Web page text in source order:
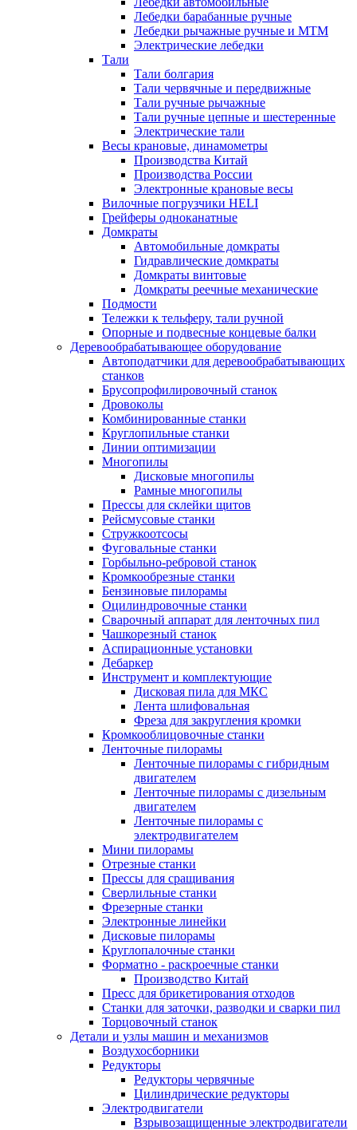
Лебедки барабанные ручные
Лебедки рычажные ручные и МТМ
Электрические лебедки
Тали
Тали болгария
Тали червячные и передвижные
Тали ручные рычажные
Тали ручные цепные и шестеренные
Электрические тали
Весы крановые, динамометры
Производства Китай
Производства России
Электронные крановые весы
Вилочные погрузчики HELI
Грейферы одноканатные
Домкраты
Автомобильные домкраты
Гидравлические домкраты
Домкраты винтовые
Домкраты реечные механические
Подмости
Тележки к тельферу, тали ручной
Опорные и подвесные концевые балки
Деревообрабатывающее оборудование
Автоподатчики для деревообрабатывающих
станков
Брусопрофилировочный станок
Дровоколы
Комбинированные станки
Круглопильные станки
Линии оптимизации
Многопилы
Дисковые многопилы
Рамные многопилы
Прессы для склейки щитов
Рейсмусовые станки
Стружкоотсосы
Фуговальные станки
Горбыльно-ребровой станок
Кромкообрезные станки
Бензиновые пилорамы
Оцилиндровочные станки
Сварочный аппарат для ленточных пил
Чашкорезный станок
Аспирационные установки
Дебаркер
Инструмент и комплектующие
Дисковая пила для МКС
Лента шлифовальная
Фреза для закругления кромки
Кромкооблицовочные станки
Ленточные пилорамы
Ленточные пилорамы с гибридным
двигателем
Ленточные пилорамы с дизельным
двигателем
Ленточные пилорамы с
электродвигателем
Мини пилорамы
Отрезные станки
Прессы для сращивания
Сверлильные станки
Фрезерные станки
Электронные линейки
Дисковые пилорамы
Круглопалочные станки
Форматно - раскроечные станки
Производство Китай
Пресс для брикетирования отходов
Станки для заточки, разводки и сварки пил
Торцовочный станок
Детали и узлы машин и механизмов
Воздухосборники
Редукторы
Редукторы червячные
Цилиндрические редукторы
Электродвигатели
Взрывозащищенные электродвигатели